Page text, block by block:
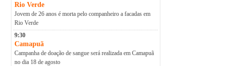
Rio Verde
Jovem de 26 anos é morta pelo companheiro a facadas em
Rio Verde
9:30
Camapuã
Campanha de doação de sangue será realizada em Camapuã
no dia 18 de agosto